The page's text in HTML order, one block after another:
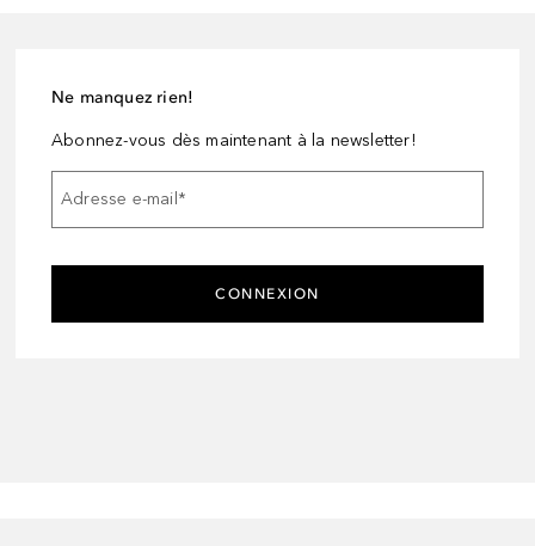
Ne manquez rien!
Abonnez-vous dès maintenant à la newsletter!
Adresse e-mail*
CONNEXION